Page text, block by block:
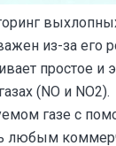
из-за его
простое и
(NO и NO2).
газе с
любым